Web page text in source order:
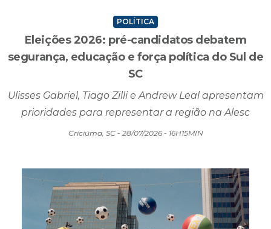
POLÍTICA
Eleições 2026: pré-candidatos debatem
segurança, educação e força política do Sul de
SC
Ulisses Gabriel, Tiago Zilli e Andrew Leal apresentam
Criciúma, SC - 28/07/2026 - 16H15MIN